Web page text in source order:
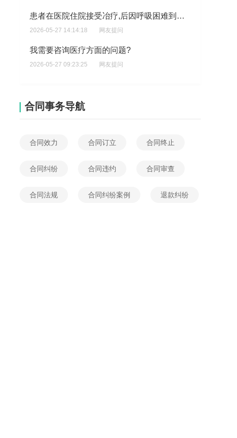
患者在医院住院接受冶疗,后因呼吸困难到护士站和医生值班室求救均无人应答后患者打电话给家<家<打医生电活未接通\\\\\\\\家属赶到才和孩生一起抢救病人?
2026-05-27 14:14:18 网友提问
我需要咨询医疗方面的问题?
2026-05-27 09:23:25 网友提问
我是检验科工作人员，因为在化验时没有对标本状态进行标明，导致医生误判?
2026-06-04 01:53:08 网友提问
合同事务导航
合同效力 合同订立 合同终止
合同纠纷 合同违约 合同审查
合同法规 合同纠纷案例 退款纠纷